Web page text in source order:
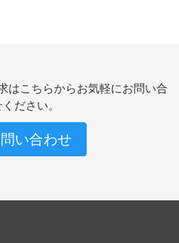
はこちらからお気軽にお問い合
ださい。
い合わせ